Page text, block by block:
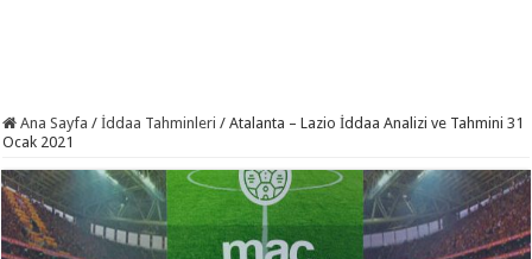
Ana Sayfa / İddaa Tahminleri / Atalanta – Lazio İddaa Analizi ve Tahmini 31
Ocak 2021